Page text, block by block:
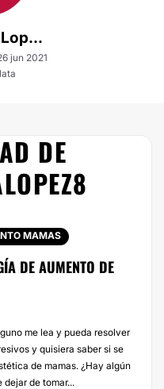
jun 2021
DE
MAMAS
DE AUMENTO DE
me lea y pueda resolver
y quisiera saber si se
de mamas. ¿Hay algún
dejar de tomar...